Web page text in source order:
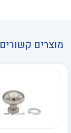
מוצרים קשורים